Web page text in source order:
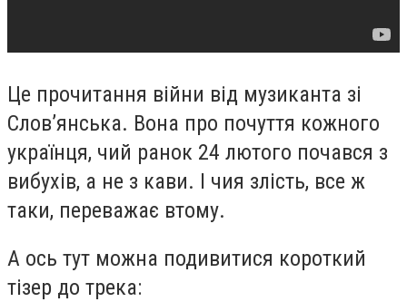
Це прочитання війни від музиканта зі
Слов’янська. Вона про почуття кожного
українця, чий ранок 24 лютого почався з
вибухів, а не з кави. І чия злість, все ж
таки, переважає втому.
А ось тут можна подивитися короткий
тізер до трека: